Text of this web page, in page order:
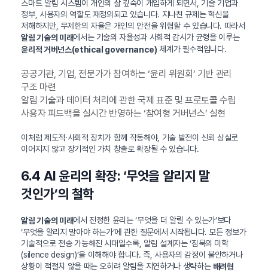
스마트 알림 시스템이 개인의 삶 깊숙이 개입하게 되면서, 기술 기업과
정부, 사용자의 역할도 재정의되고 있습니다. 지나친 규제는 혁신을
저해하지만, 무제한의 자율은 개인의 안전을 위협할 수 있습니다. 따라서
알림 기술의 미래에서는 기술의 자율성과 사회적 감시가 균형을 이루는
윤리적 거버넌스(ethical governance) 체계가 필수적입니다.
공공기관, 기업, 전문가가 참여하는 ‘윤리 위원회’ 기반 관리
구조 마련
알림 기술과 데이터 처리에 관한 국제 표준 및 프로토콜 수립
사용자 피드백을 실시간 반영하는 ‘참여형 거버넌스’ 실현
이처럼 제도적·사회적 장치가 함께 작동해야, 기술 발전이 신뢰 상실로
이어지지 않고 장기적인 가치 창출로 확장될 수 있습니다.
6.4 AI 윤리의 확장: ‘무엇을 알리지 말
것인가’의 철학
알림 기술의 미래에서 진정한 윤리는 ‘무엇을 더 알릴 수 있는가’보다
‘무엇을 알리지 말아야 하는가’에 관한 질문에서 시작됩니다. 모든 정보가
기술적으로 전송 가능해진 시대일수록, 알림 설계자는 ‘침묵의 미학
(silence design)’을 이해해야 합니다. 즉, 사용자의 감정이 불안하거나
상황이 적절치 않을 때는 오히려 알림을 지연하거나 생략하는 배려형